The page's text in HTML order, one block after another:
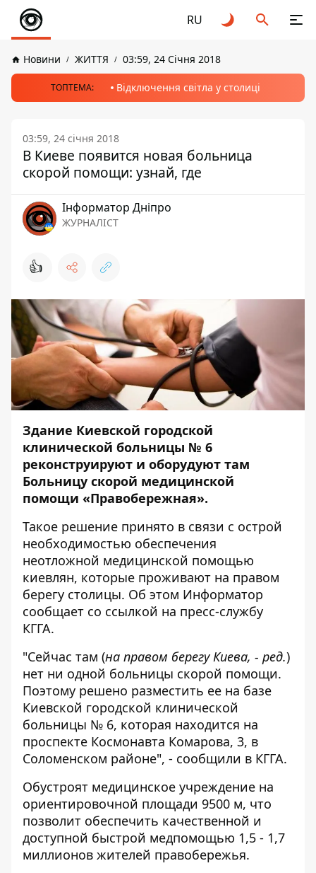
RU
Новини ЖИТТЯ 03:59, 24 Січня 2018
ТОПТЕМА: Відключення світла у столиці
03:59, 24 січня 2018
В Киеве появится новая больница
скорой помощи: узнай, где
Інформатор Дніпро
ЖУРНАЛІСТ
👍
Здание Киевской городской
клинической больницы № 6
реконструируют и оборудуют там
Больницу скорой медицинской
помощи «Правобережная».
Такое решение принято в связи с острой
необходимостью обеспечения
неотложной медицинской помощью
киевлян, которые проживают на правом
берегу столицы. Об этом Информатор
сообщает со ссылкой на пресс-службу
КГГА.
"Сейчас там (на правом берегу Киева, - ред.)
нет ни одной больницы скорой помощи.
Поэтому решено разместить ее на базе
Киевской городской клинической
больницы № 6, которая находится на
проспекте Космонавта Комарова, 3, в
Соломенском районе", - сообщили в КГГА.
Обустроят медицинское учреждение на
ориентировочной площади 9500 м, что
позволит обеспечить качественной и
доступной быстрой медпомощью 1,5 - 1,7
миллионов жителей правобережья.